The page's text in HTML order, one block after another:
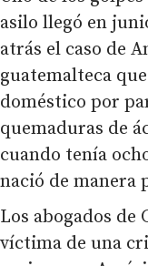
asilo llegó en
atrás el caso de
guatemalteca
doméstico por
quemaduras de
cuando tenía
nació de manera
Los abogados
víctima de una